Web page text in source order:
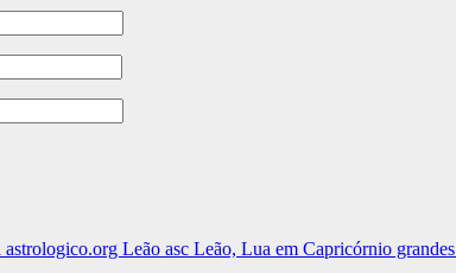
Leão asc Leão, Lua em Capricórnio